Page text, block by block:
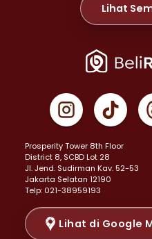
Properti Dijual di Meruya >
Properti Dijual di Jelambar >
Properti Dijual di
Properti Dijual di Gambir >
Properti Dijual di Johar Baru
Properti Dijual di Menteng >
Properti Dijual di Senen >
Properti Dijual di Tanah
Properti Dijual di Cikini >
Properti Dijual di Kramat >
Properti Dijual di Pasar Baru >
Lihat
Prosperity Tower 8th Floor
District 8, SCBD Lot 28
JI. Jend. Sudirman Kav. 52-53
Jakarta Selatan 12190
Telp: 021-38959193
Lihat di Google